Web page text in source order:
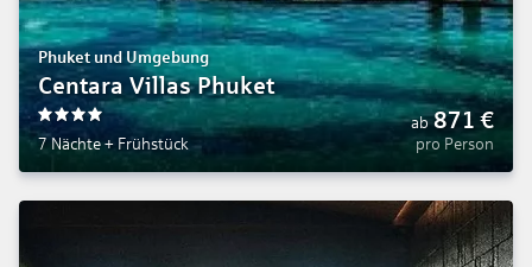
Phuket und Umgebung
Centara Villas Phuket
4
7 Nächte + Frühstück
ab 871 €
pro Person